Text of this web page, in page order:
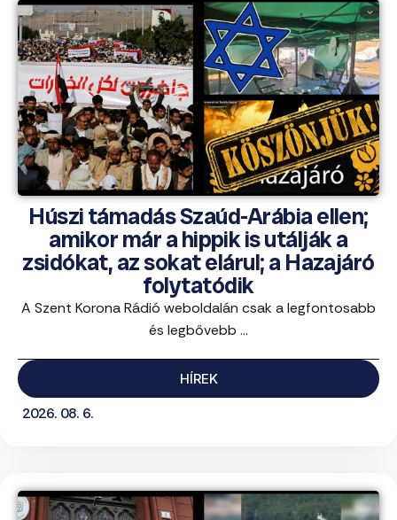
Húszi támadás Szaúd-Arábia ellen;
amikor már a hippik is utálják a
zsidókat, az sokat elárul; a Hazajáró
folytatódik
A Szent Korona Rádió weboldalán csak a legfontosabb
és legbővebb ...
HÍREK
2026. 08. 6.